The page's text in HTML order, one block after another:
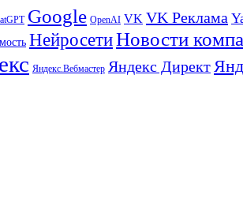
Google OpenAI VK VK Реклама
НейросетиНовости
Яндекс.Вебмастер Яндекс Директ